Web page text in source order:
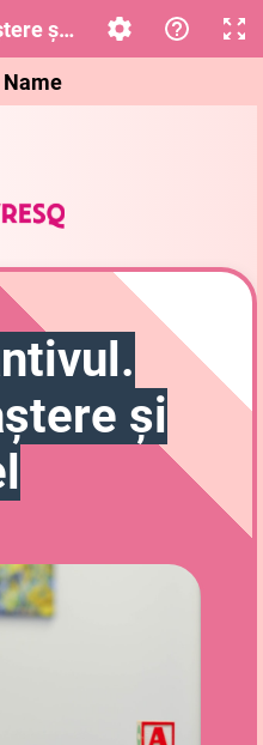
și feluri
și